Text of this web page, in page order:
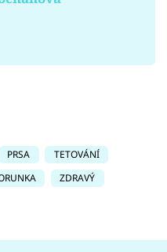
PRSA
TETOVÁNÍ
ZDRAVÝ